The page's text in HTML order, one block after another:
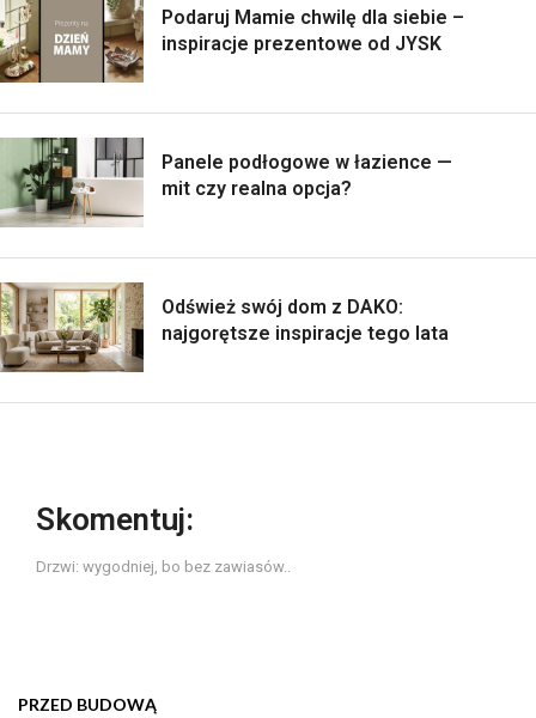
Podaruj Mamie chwilę dla siebie –
inspiracje prezentowe od JYSK
Panele podłogowe w łazience —
mit czy realna opcja?
Odśwież swój dom z DAKO:
najgorętsze inspiracje tego lata
Skomentuj:
Drzwi: wygodniej, bo bez zawiasów..
PRZED BUDOWĄ